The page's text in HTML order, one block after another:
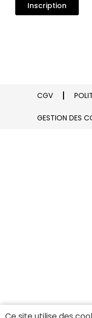
Inscription
CGV
GESTION DES